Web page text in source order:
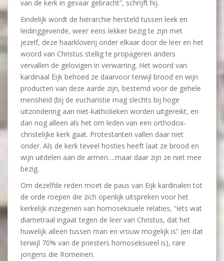
van de kerk in gevaar gebracht”, schrijft hij.
Eindelijk wordt de hiërarchie hersteld tussen leek en
leidinggevende, weer eens lekker bezig te zijn met
jezelf, deze haarkloverij onder elkaar door de leer en het
woord van Christus stellig te propageren anders
vervallen de gelovigen in verwarring. Het woord van
kardinaal Eijk behoed ze daarvoor terwijl brood en wijn
producten van deze aarde zijn, bestemd voor de gehele
mensheid (bij de eucharistie mag slechts bij hoge
uitzondering aan niet-katholieken worden uitgereikt, en
dan nog alleen als het om leden van een orthodox-
christelijke kerk gaat. Protestanten vallen daar niet
onder. Als de kerk teveel hosties heeft laat ze brood en
wijn uitdelen aan de armen….maar daar zijn ze niet mee
bezig.
Om dezelfde reden moet de paus van Eijk kardinalen tot
de orde roepen die zich openlijk uitspreken voor het
kerkelijk inzegenen van homoseksuele relaties, “iets wat
diametraal ingaat tegen de leer van Christus, dat het
huwelijk alleen tussen man en vrouw mogelijk is” (en dat
terwijl 70% van de priesters homoseksueel is), rare
jongens die Romeinen.